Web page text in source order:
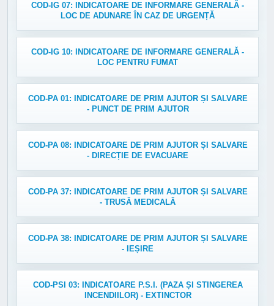
COD-IG 07: INDICATOARE DE INFORMARE GENERALĂ -
LOC DE ADUNARE ÎN CAZ DE URGENȚĂ
COD-IG 10: INDICATOARE DE INFORMARE GENERALĂ -
LOC PENTRU FUMAT
COD-PA 01: INDICATOARE DE PRIM AJUTOR ȘI SALVARE
- PUNCT DE PRIM AJUTOR
COD-PA 08: INDICATOARE DE PRIM AJUTOR ȘI SALVARE
- DIRECȚIE DE EVACUARE
COD-PA 37: INDICATOARE DE PRIM AJUTOR ȘI SALVARE
- TRUSĂ MEDICALĂ
COD-PA 38: INDICATOARE DE PRIM AJUTOR ȘI SALVARE
- IEȘIRE
COD-PSI 03: INDICATOARE P.S.I. (PAZA ȘI STINGEREA
INCENDIILOR) - EXTINCTOR